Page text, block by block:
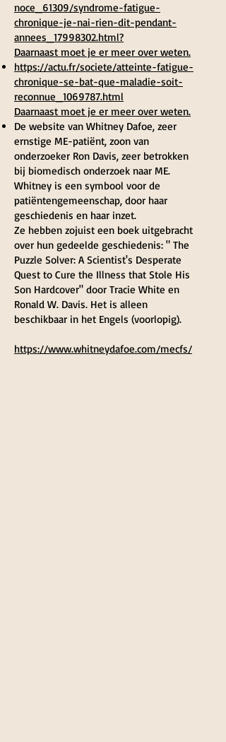
noce_61309/syndrome-fatigue-
chronique-je-nai-rien-dit-pendant-
annees_17998302.html?
Daarnaast moet je er meer over weten.
https://actu.fr/societe/atteinte-fatigue-
chronique-se-bat-que-maladie-soit-
reconnue_1069787.html
Daarnaast moet je er meer over weten.
De website van Whitney Dafoe, zeer
ernstige ME-patiënt, zoon van
onderzoeker Ron Davis, zeer betrokken
bij biomedisch onderzoek naar ME.
Whitney is een symbool voor de
patiëntengemeenschap, door haar
geschiedenis en haar inzet.
Ze hebben zojuist een boek uitgebracht
over hun gedeelde geschiedenis: " The
Puzzle Solver: A Scientist's Desperate
Quest to Cure the Illness that Stole His
Son Hardcover" door Tracie White en
Ronald W. Davis. Het is alleen
beschikbaar in het Engels (voorlopig).
https://www.whitneydafoe.com/mecfs/